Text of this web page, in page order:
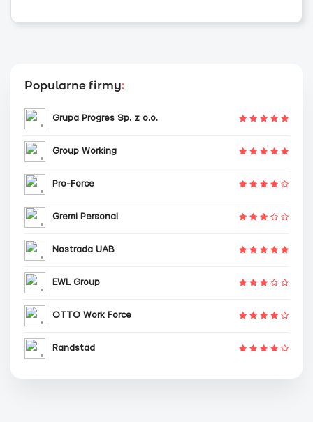
Popularne firmy:
Grupa Progres Sp. z o.o.
Group Working
Pro-Force
Gremi Personal
Nostrada UAB
EWL Group
OTTO Work Force
Randstad